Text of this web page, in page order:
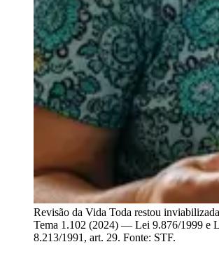
Revisão da Vida Toda restou
Tema 1.102 (2024) — Lei 9.876/1999 e
8.213/1991, art. 29. Fonte: STF.